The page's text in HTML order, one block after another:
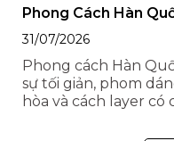
Phong Cách Hàn
Nữ Style Hàn Quốc
31/07/2026
Phong cách Hàn
sự tối giản, phom
hòa và cách layer có